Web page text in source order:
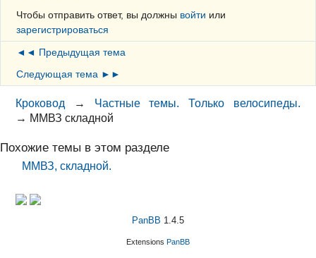
Чтобы отправить ответ, вы должны войти или
зарегистрироваться
◄◄ Предыдущая тема
Следующая тема ►►
Кроковод → Частные темы. Только велосипеды.
→ ММВЗ складной
Похожие темы в этом разделе
ММВЗ, складной.
PanBB 1.4.5
Extensions PanBB